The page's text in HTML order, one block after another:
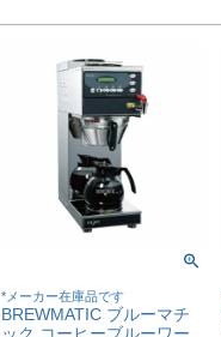
*メーカー在庫品です
BREWMATIC ブルーマチ